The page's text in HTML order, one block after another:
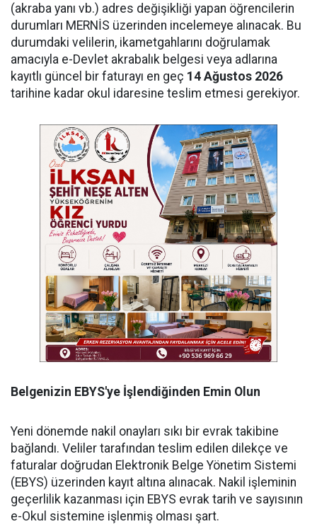
(akraba yanı vb.) adres değişikliği yapan öğrencilerin
durumları MERNİS üzerinden incelemeye alınacak. Bu
durumdaki velilerin, ikametgahlarını doğrulamak
amacıyla e-Devlet akrabalık belgesi veya adlarına
kayıtlı güncel bir faturayı en geç 14 Ağustos 2026
tarihine kadar okul idaresine teslim etmesi gerekiyor.
Belgenizin EBYS'ye İşlendiğinden Emin Olun
Yeni dönemde nakil onayları sıkı bir evrak takibine
bağlandı. Veliler tarafından teslim edilen dilekçe ve
faturalar doğrudan Elektronik Belge Yönetim Sistemi
(EBYS) üzerinden kayıt altına alınacak. Nakil işleminin
geçerlilik kazanması için EBYS evrak tarih ve sayısının
e-Okul sistemine işlenmiş olması şart.